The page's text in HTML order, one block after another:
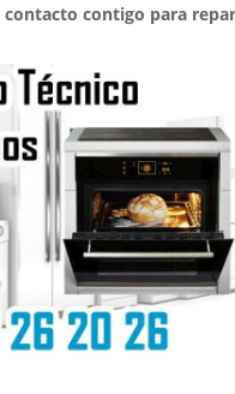
contacto contigo para